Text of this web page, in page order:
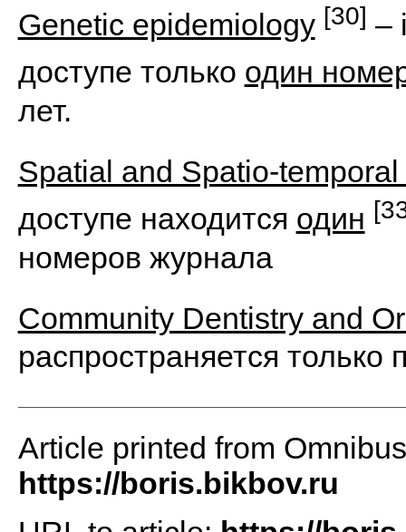
Genetic epidemiology [30] –
доступе только один
лет.
Spatial and Spatio-
доступе находится один
номеров журнала
Community Dentistry and
распространяется только
Article printed from
https://boris.bikbov.ru